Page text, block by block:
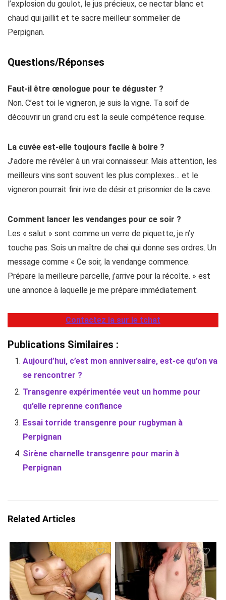
l’explosion du goulot, le jus précieux, ce nectar blanc et
chaud qui jaillit et te sacre meilleur sommelier de
Perpignan.
Questions/Réponses
Faut-il être œnologue pour te déguster ?
Non. C’est toi le vigneron, je suis la vigne. Ta soif de
découvrir un grand cru est la seule compétence requise.
La cuvée est-elle toujours facile à boire ?
J’adore me révéler à un vrai connaisseur. Mais attention, les
meilleurs vins sont souvent les plus complexes… et le
vigneron pourrait finir ivre de désir et prisonnier de la cave.
Comment lancer les vendanges pour ce soir ?
Les « salut » sont comme un verre de piquette, je n’y
touche pas. Sois un maître de chai qui donne ses ordres. Un
message comme « Ce soir, la vendange commence.
Prépare la meilleure parcelle, j’arrive pour la récolte. » est
une annonce à laquelle je me prépare immédiatement.
Contactez la sur le tchat
Publications Similaires :
Aujourd’hui, c’est mon anniversaire, est-ce qu’on va
se rencontrer ?
Transgenre expérimentée veut un homme pour
qu’elle reprenne confiance
Essai torride transgenre pour rugbyman à
Perpignan
Sirène charnelle transgenre pour marin à
Perpignan
Related Articles